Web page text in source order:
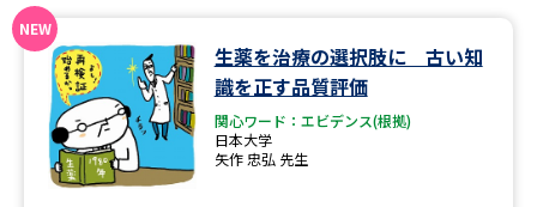
オープンキャンパス検索
来場型・Web型イベント特集 夢ナビライブ
受験準備
生薬を治療の選択肢に 古い知
識を正す品質評価
関心ワード：エビデンス(根拠)
日本大学
矢作 忠弘 先生